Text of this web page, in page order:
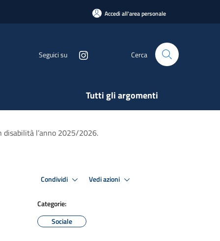
Accedi all'area personale
Seguici su Cerca
Tutti gli argomenti
disabilità l’anno 2025/2026.
Condividi Vedi azioni
Categorie:
Sociale